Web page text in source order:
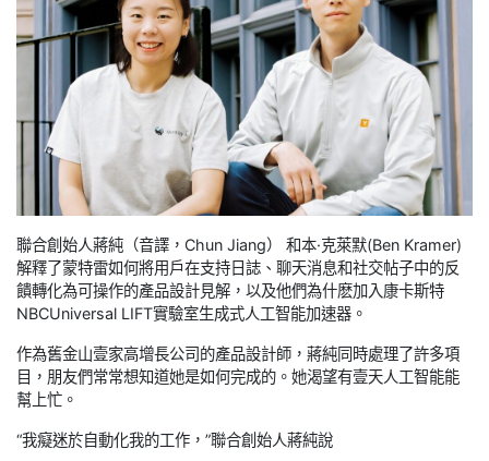
聯合創始人蔣純（音譯，Chun Jiang） 和本·克萊默(Ben Kramer)
解釋了蒙特雷如何將用戶在支持日誌、聊天消息和社交帖子中的反
饋轉化為可操作的產品設計見解，以及他們為什麽加入康卡斯特
NBCUniversal LIFT實驗室生成式人工智能加速器。
作為舊金山壹家高增長公司的產品設計師，蔣純同時處理了許多項
目，朋友們常常想知道她是如何完成的。她渴望有壹天人工智能能
幫上忙。
“我癡迷於自動化我的工作，”聯合創始人蔣純說